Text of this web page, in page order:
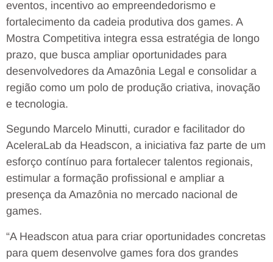
eventos, incentivo ao empreendedorismo e
fortalecimento da cadeia produtiva dos games. A
Mostra Competitiva integra essa estratégia de longo
prazo, que busca ampliar oportunidades para
desenvolvedores da Amazônia Legal e consolidar a
região como um polo de produção criativa, inovação
e tecnologia.
Segundo Marcelo Minutti, curador e facilitador do
AceleraLab da Headscon, a iniciativa faz parte de um
esforço contínuo para fortalecer talentos regionais,
estimular a formação profissional e ampliar a
presença da Amazônia no mercado nacional de
games.
“A Headscon atua para criar oportunidades concretas
para quem desenvolve games fora dos grandes